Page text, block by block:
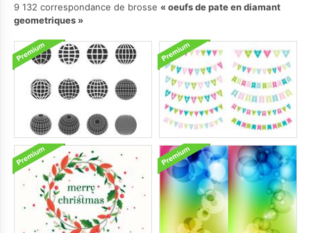
9 132 correspondance de brosse
oeufs de pate en diamant
geometriques